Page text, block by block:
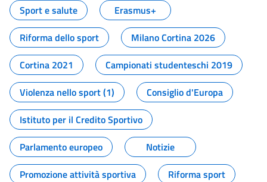
Sport e salute
Erasmus+
Riforma dello sport
Milano Cortina 2026
Cortina 2021
Campionati studenteschi 2019
Violenza nello sport (1)
Consiglio d'Europa
Istituto per il Credito Sportivo
Parlamento europeo
Notizie
Promozione attività sportiva
Riforma sport